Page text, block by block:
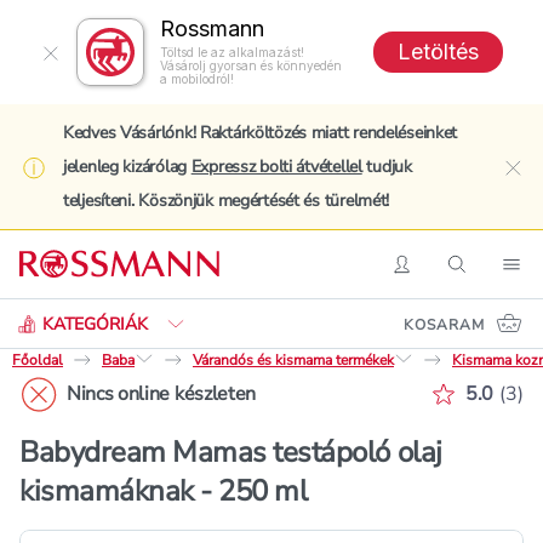
Rossmann
Töltsd le az alkalmazást!
Vásárolj gyorsan és könnyedén
a mobilodról!
Letöltés
Kedves Vásárlónk! Raktárköltözés miatt rendeléseinket
jelenleg kizárólag Expressz bolti átvételleltudjuk
teljesíteni. Köszönjük megértését és türelmét!
BelépésKeresés
KATEGÓRIÁK
Keresés
KOSARAM
Főoldal
Baba Várandós és kismama termékek Kismama
Nincs online készleten 5.0 (3)
Babydream Mamas testápoló olaj
kismamáknak - 250 ml